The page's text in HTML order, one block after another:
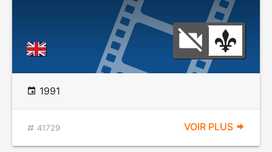
1991
41729 VOIR PLUS